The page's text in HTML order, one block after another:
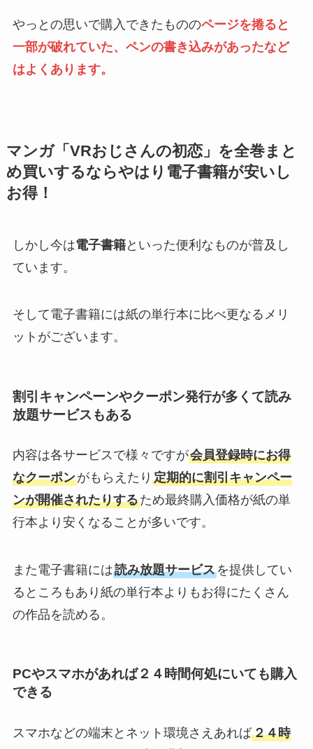
やっとの思いで購入できたもののページを捲ると
一部が破れていた、ペンの書き込みがあったなど
はよくあります。
マンガ「VRおじさんの初恋」を全巻まと
め買いするならやはり電子書籍が安いし
お得！
しかし今は電子書籍といった便利なものが普及し
ています。
そして電子書籍には紙の単行本に比べ更なるメリ
ットがございます。
割引キャンペーンやクーポン発行が多くて読み
放題サービスもある
内容は各サービスで様々ですが会員登録時にお得
なクーポンがもらえたり 定期的に割引キャンペー
ンが開催されたりするため最終購入価格が紙の単
行本より安くなることが多いです。
また電子書籍には読み放題サービスを提供してい
るところもあり紙の単行本よりもお得にたくさん
の作品を読める。
PCやスマホがあれば２４時間何処にいても購入
できる
スマホなどの端末とネット環境さえあれば２４時